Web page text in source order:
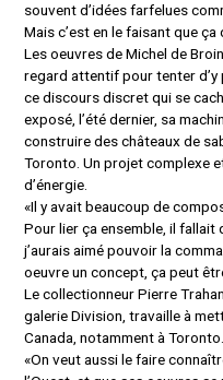
souvent d’idées farfelues
Mais c’est en le faisant que ça
Les oeuvres de Michel de
regard attentif pour tenter d’y
ce discours discret qui se
exposé, l’été dernier, sa
construire des châteaux de
Toronto. Un projet complexe
d’énergie.
«Il y avait beaucoup de
Pour lier ça ensemble, il fallait
j’aurais aimé pouvoir la
oeuvre un concept, ça peut
Le collectionneur Pierre
galerie Division, travaille à
Canada, notamment à Toronto.
«On veut aussi le faire